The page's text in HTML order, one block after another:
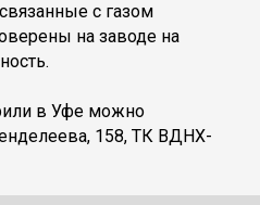
с газом
на заводе на
в Уфе можно
158, ТК ВДНХ-